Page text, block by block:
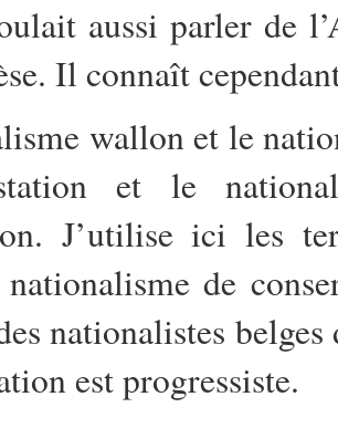
aussi parler de
Il connaît
wallon et le
et le
J’utilise ici les
de
nationalistes
est progressiste.